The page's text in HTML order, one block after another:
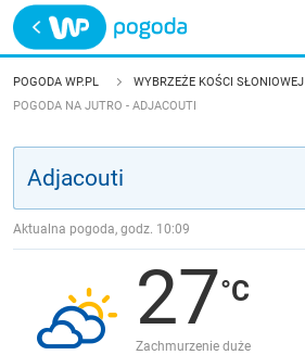
Trwa ładowanie
POLSKA
JAKOŚĆ POWIETRZA
POGODA WP.PL
WYBRZEŻE KOŚCI SŁONIOWEJ
POGODA NA JUTRO - ADJACOUTI
Aktualna pogoda, godz. 10:09
27
Zachmurzenie duże